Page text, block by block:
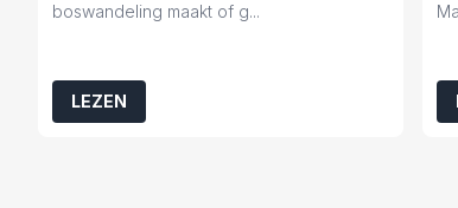
boswandeling maakt of g...
LEZEN